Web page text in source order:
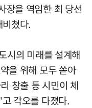
장을 역임한 최 당선
쳤다.
시의 미래를 설계해
을 위해 모두 쏟아
창출 등 시민이 체
각오를 다졌다.